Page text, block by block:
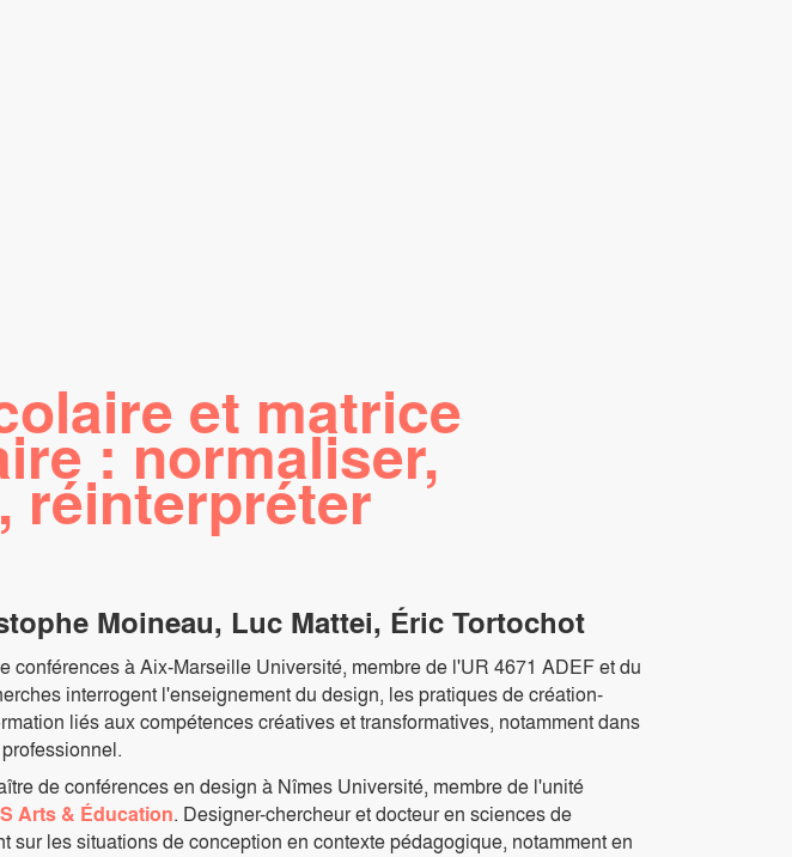
et matrice
: normaliser,
réinterpréter
Moineau, Luc Mattei, Éric Tortochot
conférences à Aix-Marseille Université, membre de l'UR 4671 ADEF et du
interrogent l'enseignement du design, les pratiques de création-
liés aux compétences créatives et transformatives, notamment dans
de conférences en design à Nîmes Université, membre de l'unité
Arts & Éducation. Designer-chercheur et docteur en sciences de
sur les situations de conception en contexte pédagogique, notamment en